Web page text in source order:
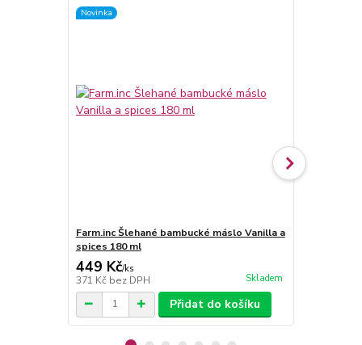
Novinka
Farm.inc Šlehané bambucké máslo Vanilla a
spices 180 ml
449 Kč/ks
371 Kč bez DPH Skladem
Přidat do košíku